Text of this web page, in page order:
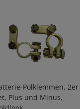
Polklemmen, 2er
Plus und Minus,